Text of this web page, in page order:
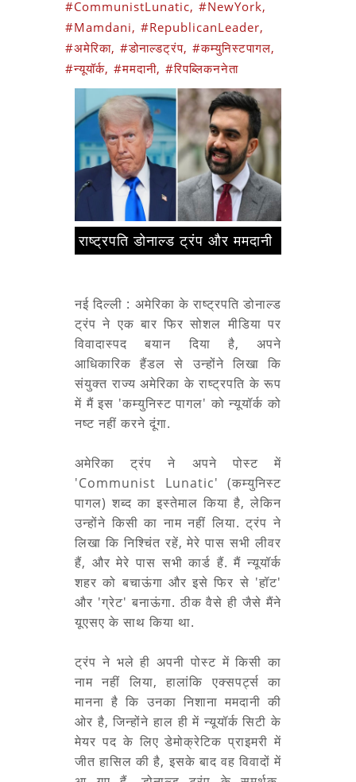
#CommunistLunatic, #NewYork,
#Mamdani, #RepublicanLeader,
#अमेरिका, #डोनाल्डट्रंप, #कम्युनिस्टपागल,
#न्यूयॉर्क, #ममदानी, #रिपब्लिकननेता
राष्ट्रपति डोनाल्ड ट्रंप और ममदानी
नई दिल्ली : अमेरिका के राष्ट्रपति डोनाल्ड
ट्रंप ने एक बार फिर सोशल मीडिया पर
विवादास्पद बयान दिया है, अपने
आधिकारिक हैंडल से उन्होंने लिखा कि
संयुक्त राज्य अमेरिका के राष्ट्रपति के रूप
में मैं इस 'कम्युनिस्ट पागल' को न्यूयॉर्क को
नष्ट नहीं करने दूंगा.
अमेरिकाट्रंप ने अपने पोस्ट में
'Communist Lunatic' (कम्युनिस्ट
पागल) शब्द का इस्तेमाल किया है, लेकिन
उन्होंने किसी का नाम नहीं लिया. ट्रंप ने
लिखा कि निश्चिंत रहें, मेरे पास सभी लीवर
हैं, और मेरे पास सभी कार्ड हैं. मैं न्यूयॉर्क
शहर को बचाऊंगा और इसे फिर से 'हॉट'
और 'ग्रेट' बनाऊंगा. ठीक वैसे ही जैसे मैंने
यूएसए के साथ किया था.
ट्रंप ने भले ही अपनी पोस्ट में किसी का
नाम नहीं लिया, हालांकि एक्सपर्ट्स का
मानना है कि उनका निशाना ममदानी की
ओर है, जिन्होंने हाल ही में न्यूयॉर्क सिटी के
मेयर पद के लिए डेमोक्रेटिक प्राइमरी में
जीत हासिल की है, इसके बाद वह विवादों में